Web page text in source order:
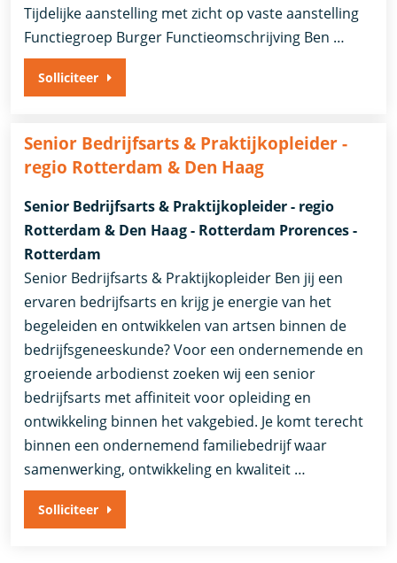
Tijdelijke aanstelling met zicht op vaste aanstelling​​
Functiegroep Burger​ Functieomschrijving Ben …
Solliciteer
Senior Bedrijfsarts & Praktijkopleider -
regio Rotterdam & Den Haag
Senior Bedrijfsarts & Praktijkopleider - regio
Rotterdam & Den Haag - Rotterdam Prorences -
Rotterdam
Senior Bedrijfsarts & Praktijkopleider Ben jij een
ervaren bedrijfsarts en krijg je energie van het
begeleiden en ontwikkelen van artsen binnen de
bedrijfsgeneeskunde? Voor een ondernemende en
groeiende arbodienst zoeken wij een senior
bedrijfsarts met affiniteit voor opleiding en
ontwikkeling binnen het vakgebied. Je komt terecht
binnen een ondernemend familiebedrijf waar
samenwerking, ontwikkeling en kwaliteit …
Solliciteer